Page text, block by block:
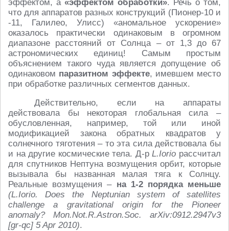
эффектом, а «эффектом обработки». Речь о том,
что для аппаратов разных конструкций (Пионер-10 и
-11, Галилео, Улисс) «аномальное ускорение»
оказалось практически одинаковым в огромном
диапазоне расстояний от Солнца – от 1,3 до 67
астрономических единиц! Самым простым
объяснением такого чуда является допущение об
одинаковом паразитном эффекте, имевшем место
при обработке различных сегментов данных.
Действительно, если на аппараты
действовала бы некоторая глобальная сила –
обусловленная, например, той или иной
модификацией закона обратных квадратов у
солнечного тяготения – то эта сила действовала бы
и на другие космические тела. Д-рL.Iorio рассчитал
для спутников Нептуна возмущения орбит, которые
вызывала бы названная малая тяга к Солнцу.
Реальные возмущения – на1-2 порядкаменьше
(L.Iorio. Does the Neptunian system of satellites
challenge a gravitational origin for the Pioneer
anomaly? Mon.Not.R.Astron.Soc. arXiv:0912.2947v3
[gr-qc] 5 Apr 2010).